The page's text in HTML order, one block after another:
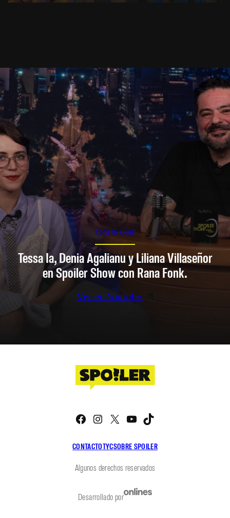
SPOILER SHOW
Tessa Ia, Denia Agalianu y Liliana Villaseñor
en Spoiler Show con Rana Fonk.
Ver en Youtube
CONTACTOTYCSOBRE SPOILER
Facebook
Instagram
X YouTube
Algunos derechos reservados
Desarrollado por